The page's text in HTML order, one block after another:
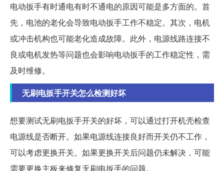
电动扳手有时通电有时不通电的原因可能是多方面的。首
先，电池的老化会导致电动扳手工作不稳定。其次，电机
或冲击机构也可能老化造成故障。此外，电源线路连接不
良或电机发热等问题也会影响电动扳手的工作稳定性，需
及时维修。
无刷电扳手开关怎么检测好坏
想要测试无刷电扳手开关的好坏，可以通过打开机壳检查
电源线是否断开。如果电源线连接良好而开关仍不工作，
可以考虑更换开关。如果更换开关后问题仍未解决，可能
需要更换主板来修复无刷电扳手的问题。